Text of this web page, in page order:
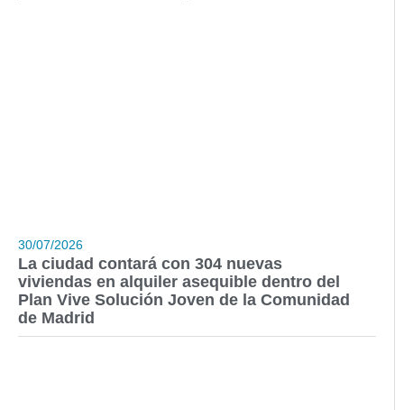
30/07/2026
La ciudad contará con 304 nuevas
viviendas en alquiler asequible dentro del
Plan Vive Solución Joven de la Comunidad
de Madrid